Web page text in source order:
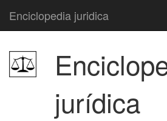
Enciclopedia juridica
jurídica